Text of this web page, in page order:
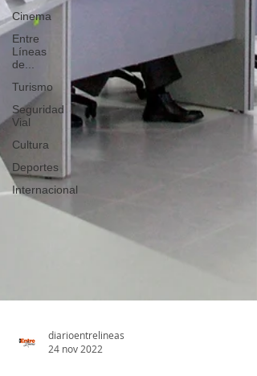
Cinema
Entre
Líneas
de...
Turismo
Seguridad
Vial
Cultura
Deportes
Internacional